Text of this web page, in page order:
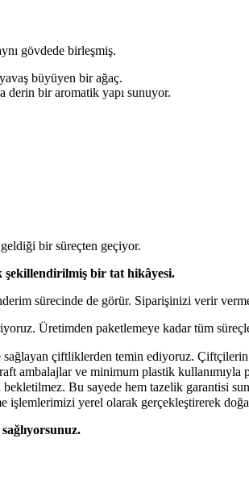
gövdede birleşmiş.
büyüyen bir ağaç.
derin bir aromatik yapı sunuyor.
bir süreçten geçiyor.
şekillendirilmiş bir tat hikâyesi.
sürecinde de görür. Siparişinizi verir
Üretimden paketlemeye kadar tüm
çiftliklerden temin ediyoruz. Çiftçilerin
ambalajlar ve minimum plastik kullanımıyla
Bu sayede hem tazelik garantisi
işlemlerimizi yerel olarak gerçekleştirerek